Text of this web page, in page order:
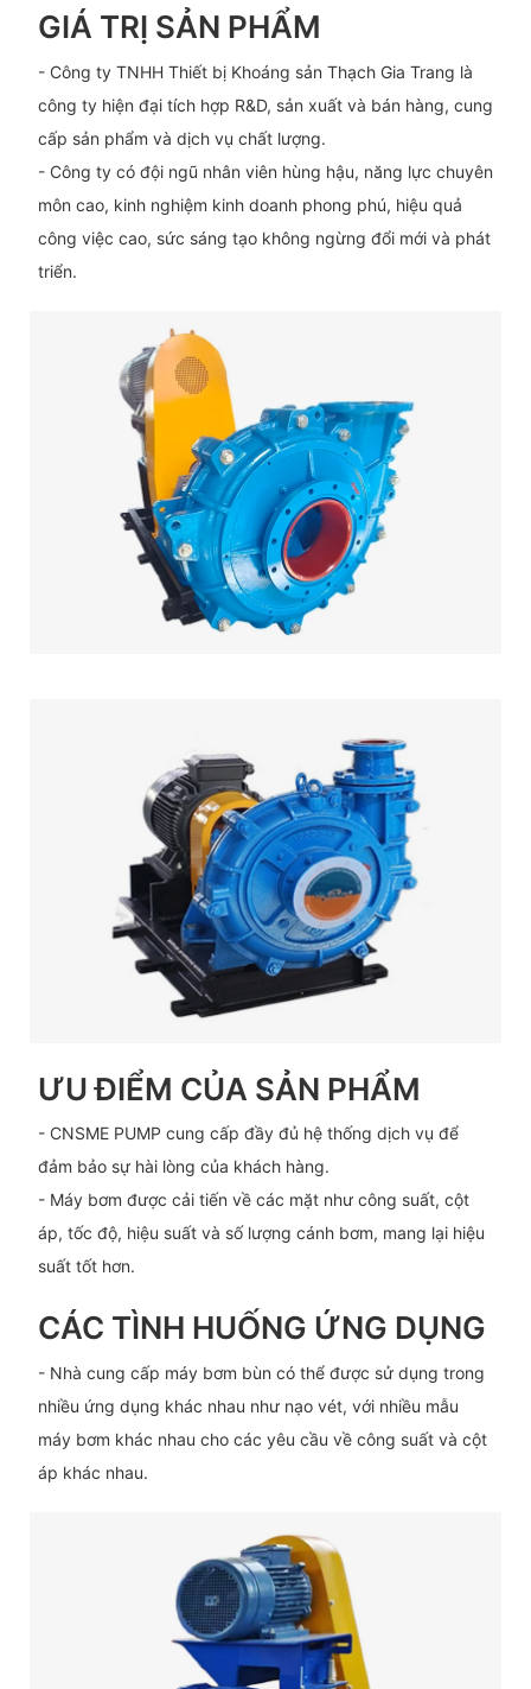
GIÁ TRỊ SẢN PHẨM
- Công ty TNHH Thiết bị Khoáng sản Thạch Gia Trang là
công ty hiện đại tích hợp R&D, sản xuất và bán hàng, cung
cấp sản phẩm và dịch vụ chất lượng.
- Công ty có đội ngũ nhân viên hùng hậu, năng lực chuyên
môn cao, kinh nghiệm kinh doanh phong phú, hiệu quả
công việc cao, sức sáng tạo không ngừng đổi mới và phát
triển.
ƯU ĐIỂM CỦA SẢN PHẨM
- CNSME PUMP cung cấp đầy đủ hệ thống dịch vụ để
đảm bảo sự hài lòng của khách hàng.
- Máy bơm được cải tiến về các mặt như công suất, cột
áp, tốc độ, hiệu suất và số lượng cánh bơm, mang lại hiệu
suất tốt hơn.
CÁC TÌNH HUỐNG ỨNG DỤNG
- Nhà cung cấp máy bơm bùn có thể được sử dụng trong
nhiều ứng dụng khác nhau như nạo vét, với nhiều mẫu
máy bơm khác nhau cho các yêu cầu về công suất và cột
áp khác nhau.